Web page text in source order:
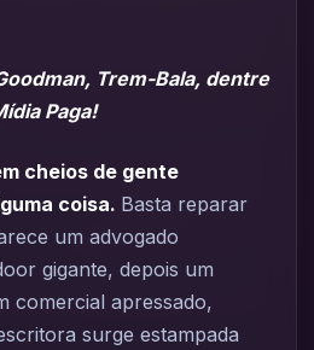
Trem-Bala, dentre
Paga!
cheios de gente
coisa. Basta reparar
um advogado
gigante, depois um
comercial apressado,
surge estampada